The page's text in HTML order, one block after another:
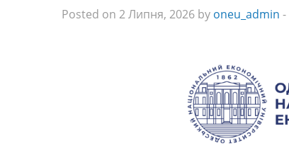
Posted on 2 Липня, 2026 by oneu_admin -